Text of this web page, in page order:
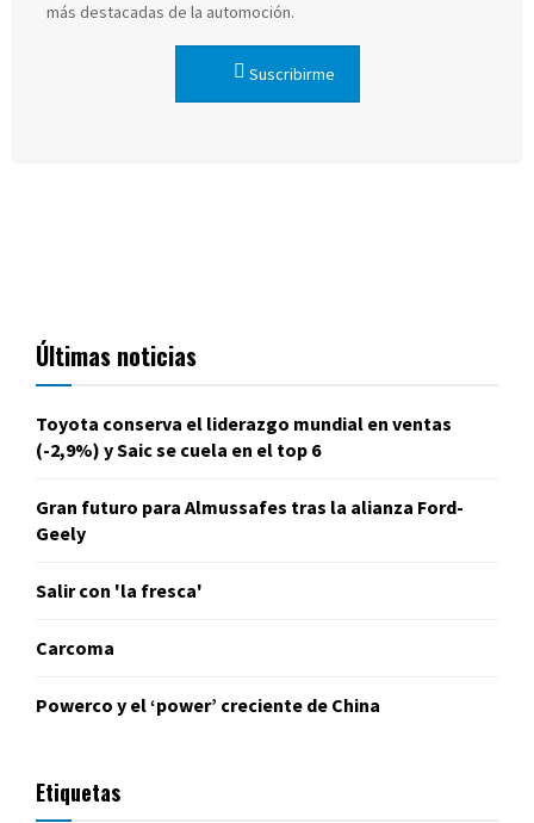
más destacadas de la automoción.
Suscribirme
Últimas noticias
Toyota conserva el liderazgo mundial en ventas
(-2,9%) y Saic se cuela en el top 6
Gran futuro para Almussafes tras la alianza Ford-
Geely
Salir con 'la fresca'
Carcoma
Powerco y el ‘power’ creciente de China
Etiquetas